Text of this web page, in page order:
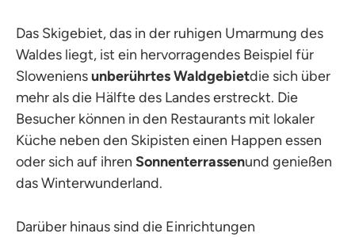
Das Skigebiet, das in der ruhigen Umarmung des
Waldes liegt, ist ein hervorragendes Beispiel für
Sloweniensunberührtes Waldgebietdie sich über
mehr als die Hälfte des Landes erstreckt. Die
Besucher können in den Restaurants mit lokaler
Küche neben den Skipisten einen Happen essen
oder sich auf ihren Sonnenterrassenund genießen
das Winterwunderland.
Darüber hinaus sind die Einrichtungen